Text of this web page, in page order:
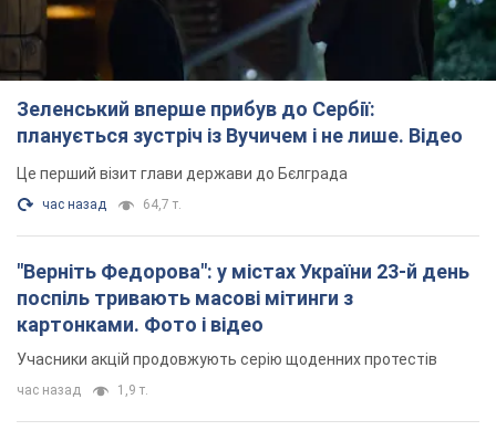
Зеленський вперше прибув до Сербії:
планується зустріч із Вучичем і не лише. Відео
Це перший візит глави держави до Бєлграда
час назад 64,7 т.
"Верніть Федорова": у містах України 23-й день
поспіль тривають масові мітинги з
картонками. Фото і відео
Учасники акцій продовжують серію щоденних протестів
час назад 1,9 т.